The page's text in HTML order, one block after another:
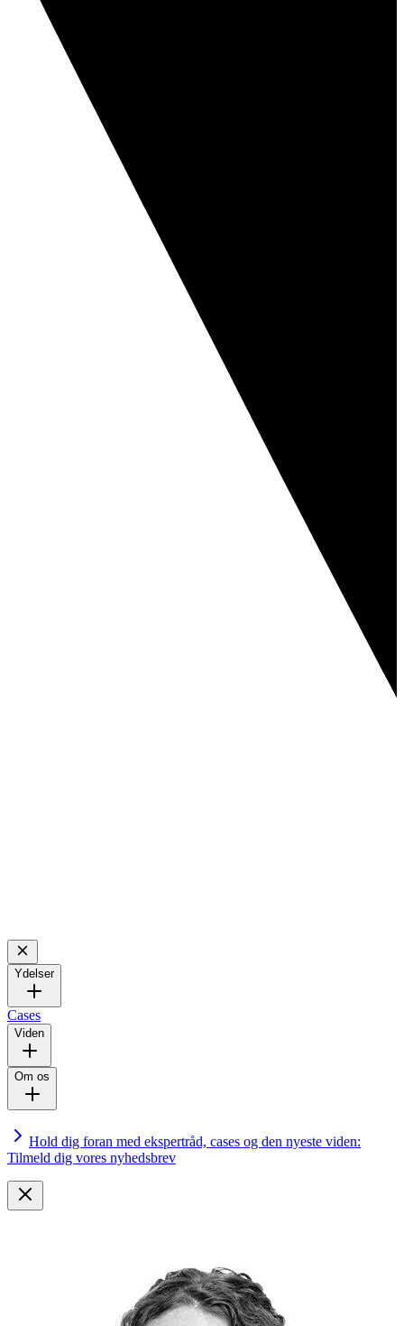
Ydelser
Cases
Viden
Om os
Hold dig foran med ekspertråd, cases og den nyeste viden:
Tilmeld dig vores nyhedsbrev